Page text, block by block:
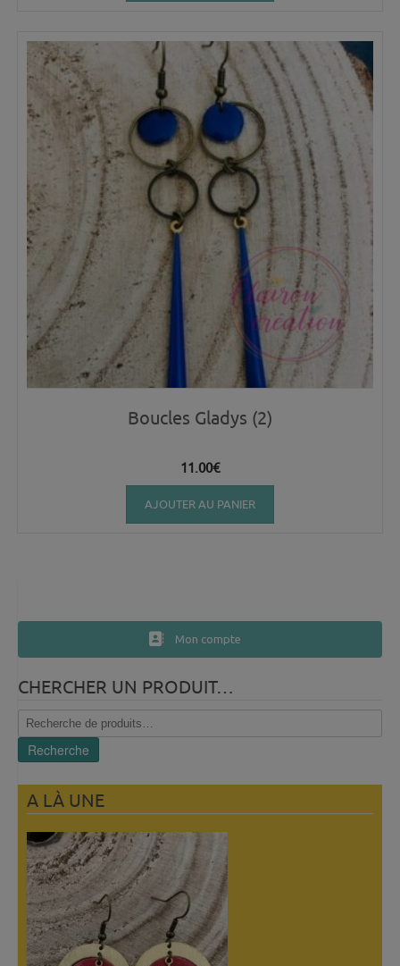
Boucles Gladys (2)
11.00€
AJOUTER AU PANIER
Mon compte
CHERCHER UN PRODUIT…
Recherche
pour :
Recherche
A LÀ UNE